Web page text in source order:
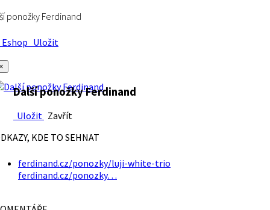
ponožky Ferdinand
Uložit
Další ponožky Ferdinand
Uložit Zavřít
KDE TO SEHNAT
ferdinand.cz/ponozky/luji-white-trio
ferdinand.cz/ponozky…